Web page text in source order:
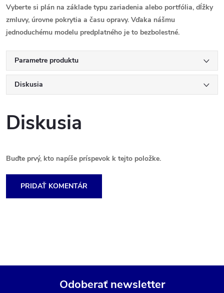
Vyberte si plán na základe typu zariadenia alebo portfólia, dĺžky
zmluvy, úrovne pokrytia a času opravy. Vďaka nášmu
jednoduchému modelu predplatného je to bezbolestné.
Parametre produktu
Diskusia
Diskusia
Buďte prvý, kto napíše príspevok k tejto položke.
PRIDAŤ KOMENTÁR
Odoberať newsletter